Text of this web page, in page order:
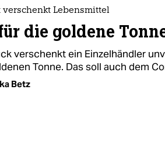
verschenkt Lebensmittel
die goldene
verschenkt ein Einzelhändler
Tonne. Das soll auch dem
Betz